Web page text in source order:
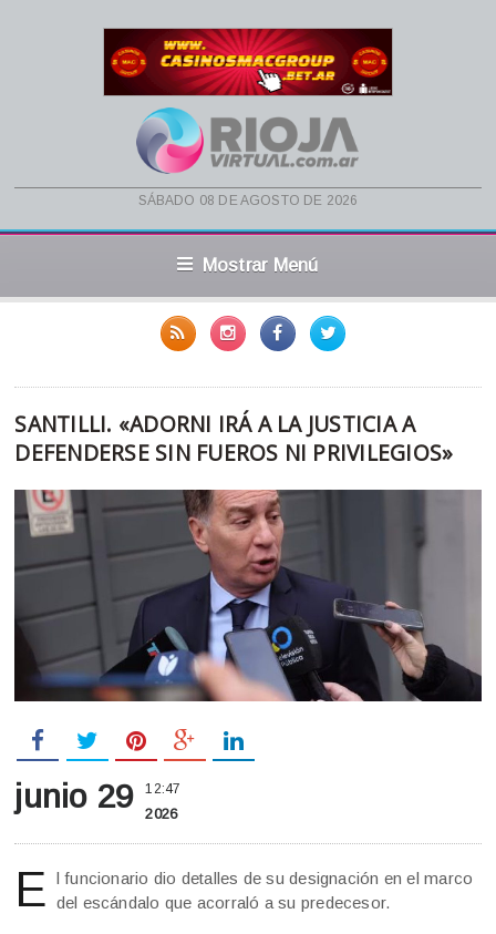
sábado 08 de agosto de 2026
Mostrar Menú
SANTILLI. «ADORNI IRÁ A LA JUSTICIA A
DEFENDERSE SIN FUEROS NI PRIVILEGIOS»
junio 29 12:47
2026
E l funcionario dio detalles de su designación en el marco
del escándalo que acorraló a su predecesor.